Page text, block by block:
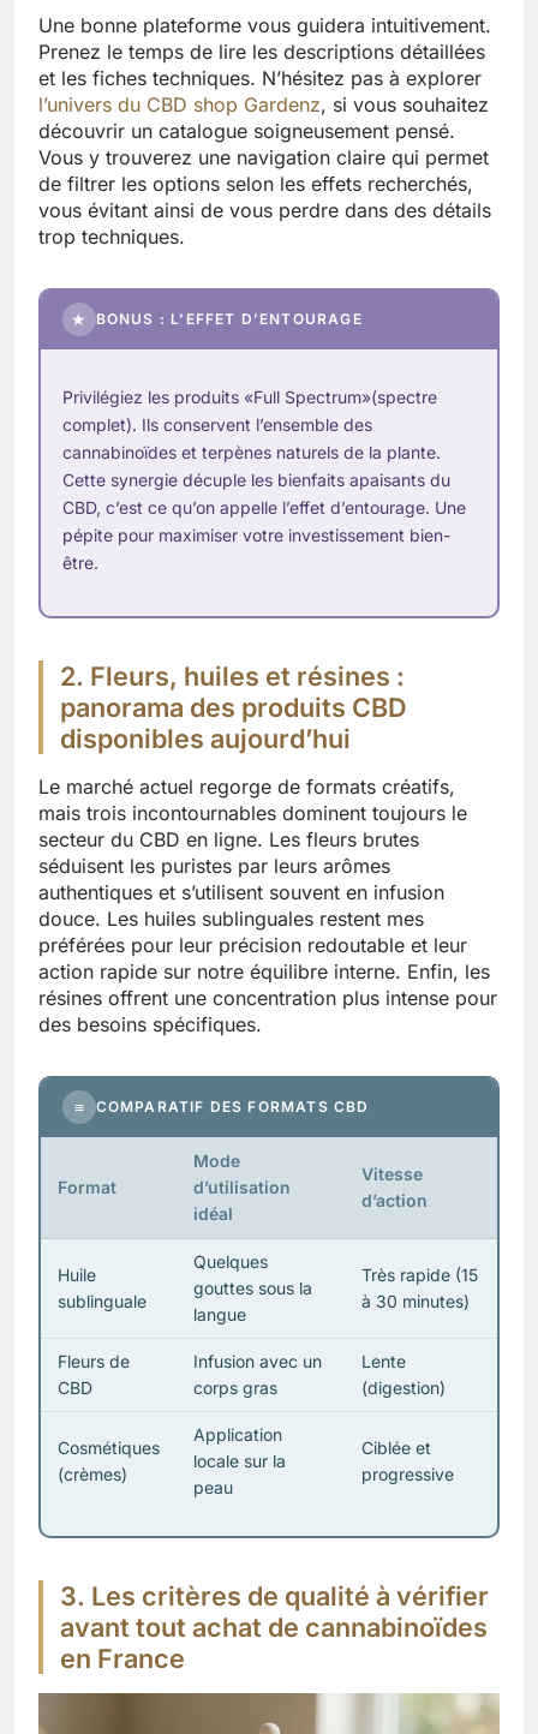
Une bonne plateforme vous guidera intuitivement.
Prenez le temps de lire les descriptions détaillées
et les fiches techniques. N’hésitez pas à explorer
l’univers du CBD shop Gardenz, si vous souhaitez
découvrir un catalogue soigneusement pensé.
Vous y trouverez une navigation claire qui permet
de filtrer les options selon les effets recherchés,
vous évitant ainsi de vous perdre dans des détails
trop techniques.
★ BONUS : L’EFFET D’ENTOURAGE
Privilégiez les produits «Full Spectrum»(spectre
complet). Ils conservent l’ensemble des
cannabinoïdes et terpènes naturels de la plante.
Cette synergie décuple les bienfaits apaisants du
CBD, c’est ce qu’on appelle l’effet d’entourage. Une
pépite pour maximiser votre investissement bien-
être.
2. Fleurs, huiles et résines :
panorama des produits CBD
disponibles aujourd’hui
Le marché actuel regorge de formats créatifs,
mais trois incontournables dominent toujours le
secteur du CBD en ligne. Les fleurs brutes
séduisent les puristes par leurs arômes
authentiques et s’utilisent souvent en infusion
douce. Les huiles sublinguales restent mes
préférées pour leur précision redoutable et leur
action rapide sur notre équilibre interne. Enfin, les
résines offrent une concentration plus intense pour
des besoins spécifiques.
≡ COMPARATIF DES FORMATS CBD
Format
Mode
d’utilisation
idéal
Vitesse
d’action
Huile
sublinguale
Quelques
gouttes sous la
langue
Très rapide (15
à 30 minutes)
Fleurs de
CBD
Infusion avec un
corps gras
Lente
(digestion)
Cosmétiques
(crèmes)
Application
locale sur la
peau
Ciblée et
progressive
3. Les critères de qualité à vérifier
avant tout achat de cannabinoïdes
en France